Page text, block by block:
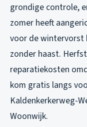
grondige controle,
zomer heeft
voor de wintervorst
zonder haast.
reparatiekosten
kom gratis langs
Kaldenkerkerweg-
Woonwijk.